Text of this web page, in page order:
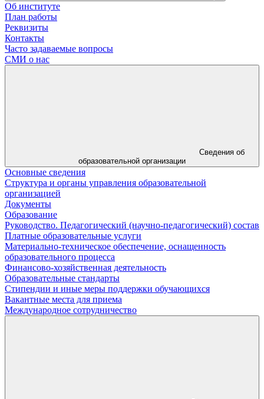
Об институте
План работы
Реквизиты
Контакты
Часто задаваемые вопросы
СМИ о нас
Сведения об
образовательной организации
Основные сведения
Структура и органы управления образовательной
организацией
Документы
Образование
Руководство. Педагогический (научно-педагогический) состав
Платные образовательные услуги
Материально-техническое обеспечение, оснащенность
образовательного процесса
Финансово-хозяйственная деятельность
Образовательные стандарты
Стипендии и иные меры поддержки обучающихся
Вакантные места для приема
Международное сотрудничество